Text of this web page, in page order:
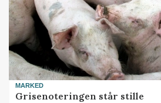
MARKED
Grisenoteringen står stille